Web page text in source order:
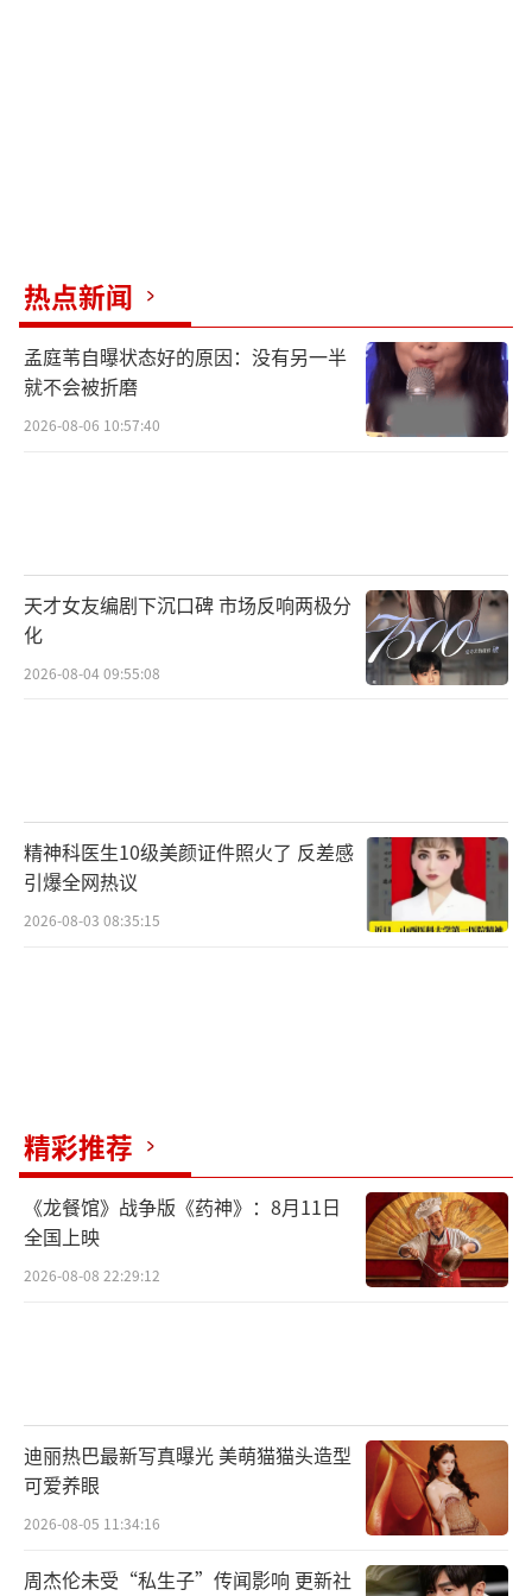
热点新闻
孟庭苇自曝状态好的原因：没有另一半
就不会被折磨
2026-08-06 10:57:40
天才女友编剧下沉口碑 市场反响两极分
化
2026-08-04 09:55:08
精神科医生10级美颜证件照火了 反差感
引爆全网热议
2026-08-03 08:35:15
精彩推荐
《龙餐馆》战争版《药神》：8月11日
全国上映
2026-08-08 22:29:12
迪丽热巴最新写真曝光 美萌猫猫头造型
可爱养眼
2026-08-05 11:34:16
周杰伦未受“私生子”传闻影响 更新社